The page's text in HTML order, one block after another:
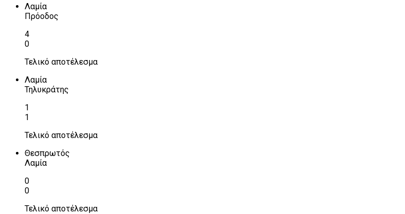
Λαμία
Πρόοδος
4
0
Τελικό αποτέλεσμα
Λαμία
Τηλυκράτης
1
1
Τελικό αποτέλεσμα
Θεσπρωτός
Λαμία
0
0
Τελικό αποτέλεσμα